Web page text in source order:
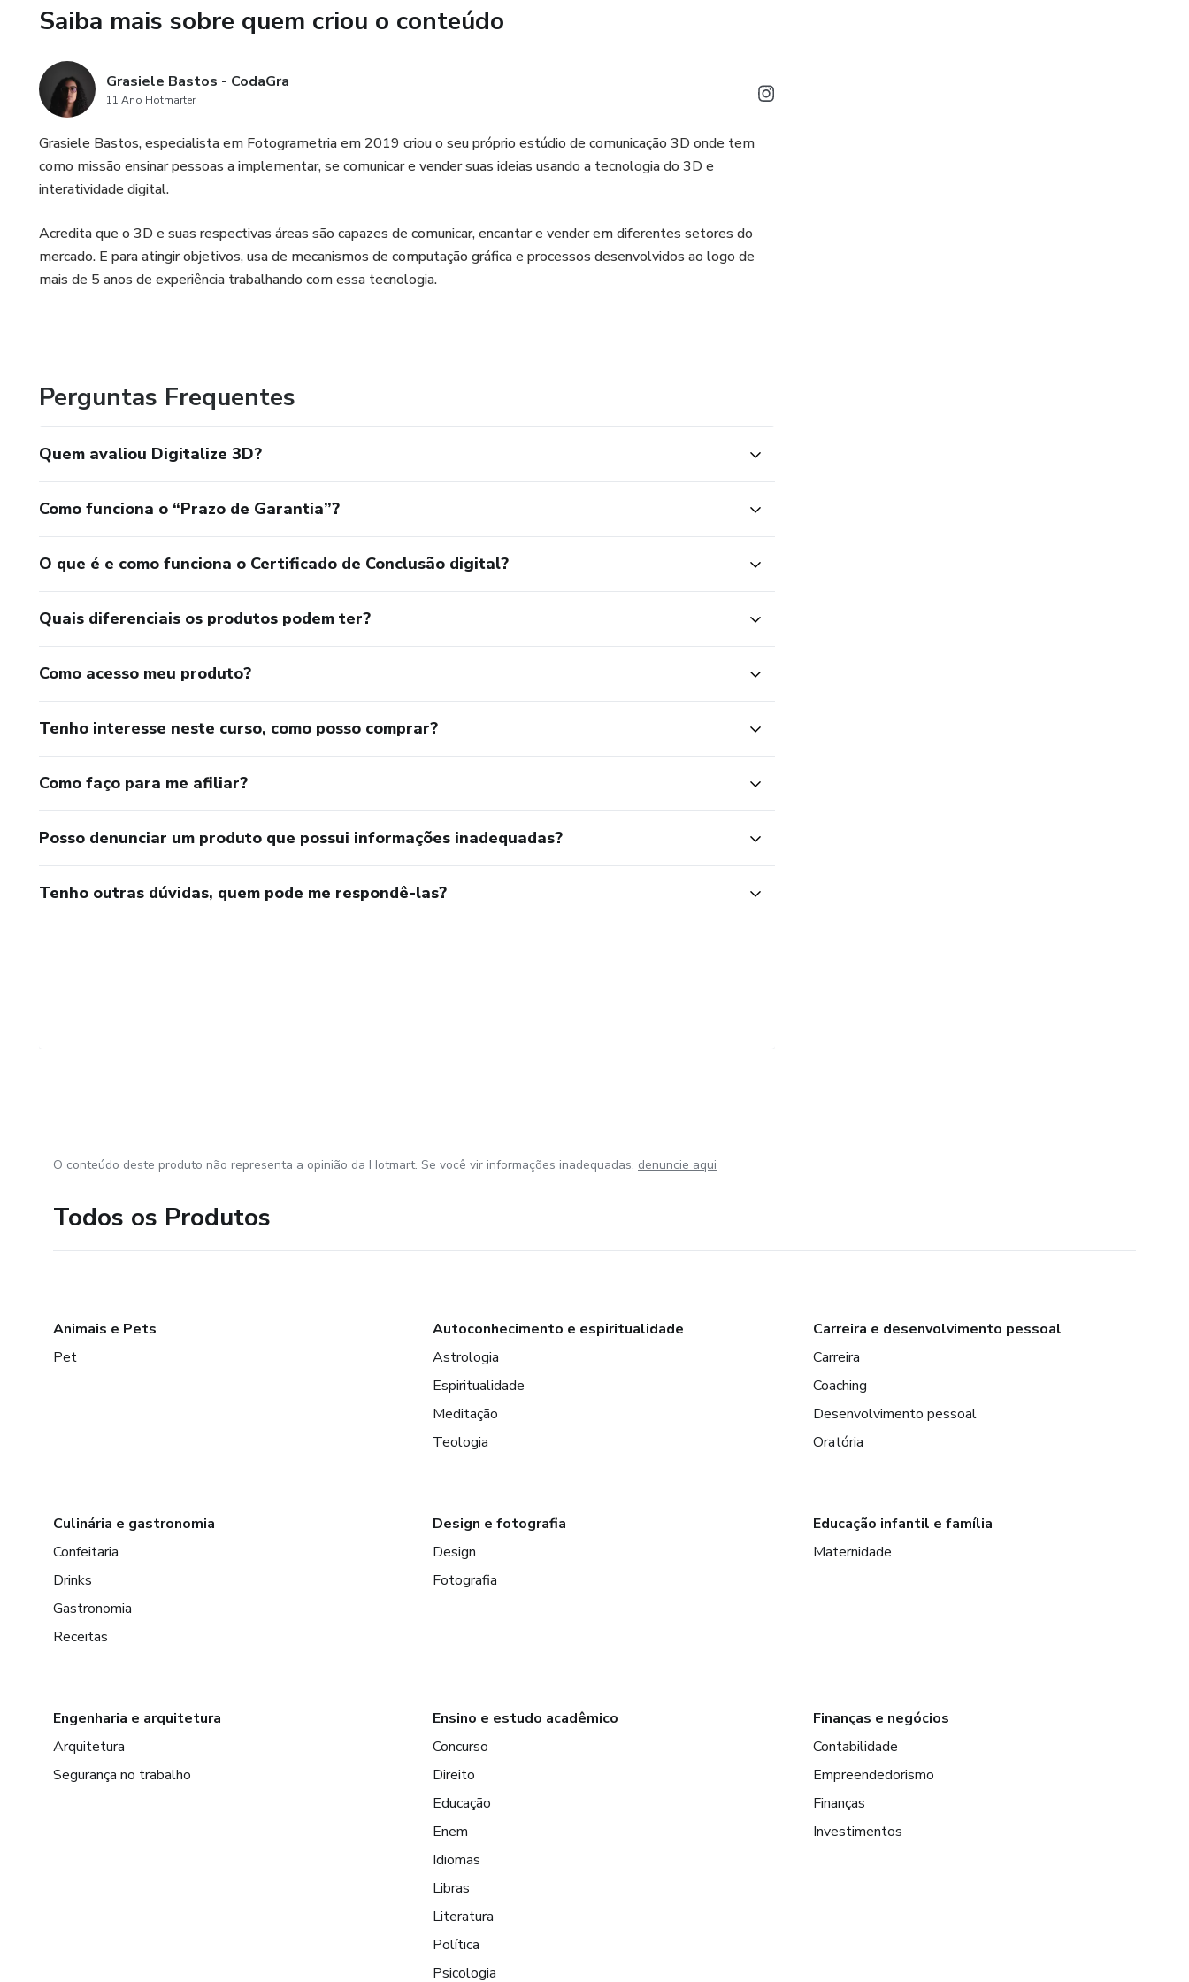
Saiba mais sobre quem criou o conteúdo
Grasiele Bastos - CodaGra
11 Ano Hotmarter
Grasiele Bastos, especialista em Fotogrametria em 2019 criou o seu próprio estúdio de comunicação 3D onde tem
como missão ensinar pessoas a implementar, se comunicar e vender suas ideias usando a tecnologia do 3D e
interatividade digital.
Acredita que o 3D e suas respectivas áreas são capazes de comunicar, encantar e vender em diferentes setores do
mercado. E para atingir objetivos, usa de mecanismos de computação gráfica e processos desenvolvidos ao logo de
mais de 5 anos de experiência trabalhando com essa tecnologia.
Perguntas Frequentes
Quem avaliou Digitalize 3D?
Como funciona o “Prazo de Garantia”?
O que é e como funciona o Certificado de Conclusão digital?
Quais diferenciais os produtos podem ter?
Como acesso meu produto?
Tenho interesse neste curso, como posso comprar?
Como faço para me afiliar?
Posso denunciar um produto que possui informações inadequadas?
Tenho outras dúvidas, quem pode me respondê-las?
O conteúdo deste produto não representa a opinião da Hotmart. Se você vir informações inadequadas, denuncie aqui
Todos os Produtos
Animais e Pets
Pet
Autoconhecimento e espiritualidade
Astrologia
Espiritualidade
Meditação
Teologia
Carreira e desenvolvimento pessoal
Carreira
Coaching
Desenvolvimento pessoal
Oratória
Culinária e gastronomia
Confeitaria
Drinks
Gastronomia
Receitas
Design e fotografia
Design
Fotografia
Educação infantil e família
Maternidade
Engenharia e arquitetura
Arquitetura
Segurança no trabalho
Ensino e estudo acadêmico
Concurso
Direito
Educação
Enem
Idiomas
Libras
Literatura
Política
Psicologia
Finanças e negócios
Contabilidade
Empreendedorismo
Finanças
Investimentos